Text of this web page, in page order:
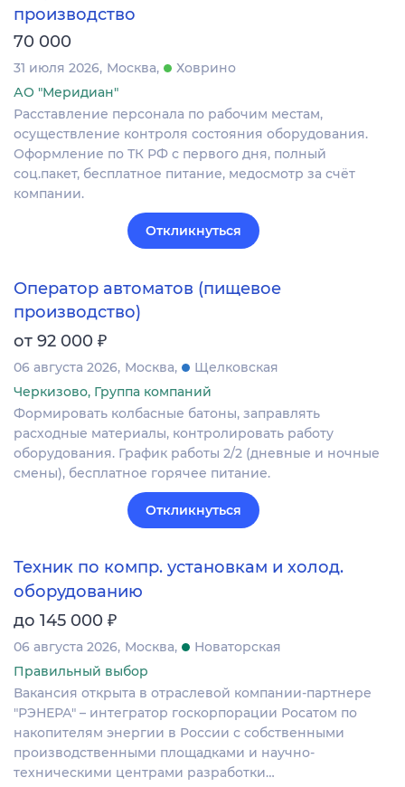
производство
70 000
31 июля 2026 Москва
Ховрино
АО "Меридиан"
Расставление персонала по рабочим местам,
осуществление контроля состояния оборудования.
Оформление по ТК РФ с первого дня, полный
соц.пакет, бесплатное питание, медосмотр за счёт
компании.
Откликнуться
Оператор автоматов (пищевое
производство)
от 92 000 ₽
06 августа 2026 Москва
Щелковская
Черкизово, Группа компаний
Формировать колбасные батоны, заправлять
расходные материалы, контролировать работу
оборудования. График работы 2/2 (дневные и ночные
смены), бесплатное горячее питание.
Откликнуться
Техник по компр. установкам и холод.
оборудованию
до 145 000 ₽
06 августа 2026 Москва
Новаторская
Правильный выбор
Вакансия открыта в отраслевой компании-партнере
"РЭНЕРА" – интегратор госкорпорации Росатом по
накопителям энергии в России с собственными
производственными площадками и научно-
техническими центрами разработки…